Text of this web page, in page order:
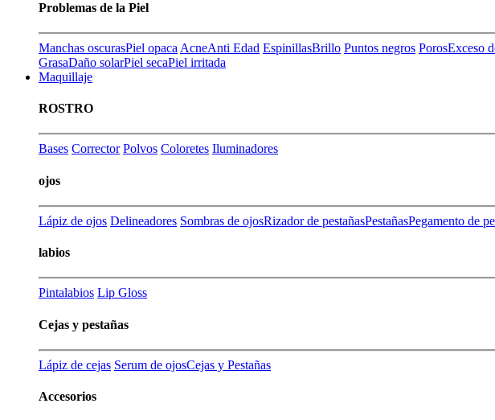
Problemas de la Piel
Manchas oscurasPiel opaca AcneAnti Edad EspinillasBrillo Puntos negros PorosExceso
GrasaDaño solarPiel secaPiel irritada
Maquillaje
ROSTRO
Bases Corrector Polvos Coloretes Iluminadores
ojos
Lápiz de ojos Delineadores Sombras de ojosRizador de pestañasPestañasPegamento de
labios
Pintalabios Lip Gloss
Cejas y pestañas
Lápiz de cejas Serum de ojosCejas y Pestañas
Accesorios